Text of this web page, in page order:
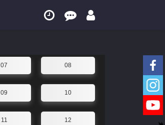
04
07 08
09 10
11 12